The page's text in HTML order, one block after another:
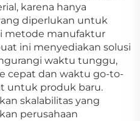
karena hanya
diperlukan untuk
metode manufaktur
ini menyediakan solusi
waktu tunggu,
cepat dan waktu go-to-
untuk produk baru.
skalabilitas yang
perusahaan